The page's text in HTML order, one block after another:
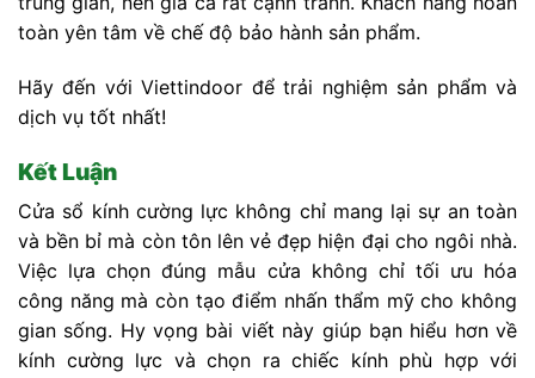
toàn yên tâm về chế độ bảo hành sản phẩm.
Hãy đến với Viettindoor để trải nghiệm sản phẩm và
dịch vụ tốt nhất!
Kết Luận
Cửa sổ kính cường lực không chỉ mang lại sự an toàn
và bền bỉ mà còn tôn lên vẻ đẹp hiện đại cho ngôi nhà.
Việc lựa chọn đúng mẫu cửa không chỉ tối ưu hóa
công năng mà còn tạo điểm nhấn thẩm mỹ cho không
gian sống. Hy vọng bài viết này giúp bạn hiểu hơn về
kính cường lực và chọn ra chiếc kính phù hợp với